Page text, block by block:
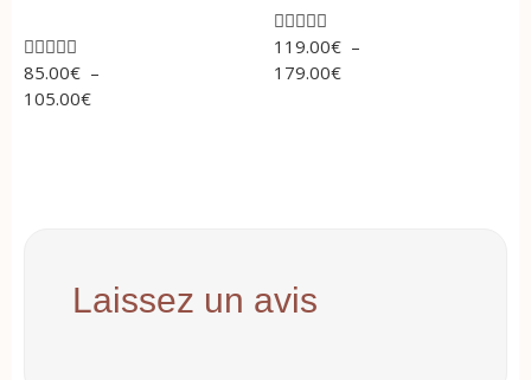

85.00€ –
105.00€

119.00€ –
179.00€
Laissez un avis